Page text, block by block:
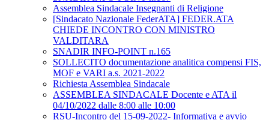
Assemblea Sindacale Insegnanti di Religione
[Sindacato Nazionale FederATA] FEDER.ATA
CHIEDE INCONTRO CON MINISTRO
VALDITARA
SNADIR INFO-POINT n.165
SOLLECITO documentazione analitica compensi FIS,
MOF e VARI a.s. 2021-2022
Richiesta Assemblea Sindacale
ASSEMBLEA SINDACALE Docente e ATA il
04/10/2022 dalle 8:00 alle 10:00
RSU-Incontro del 15-09-2022- Informativa e avvio